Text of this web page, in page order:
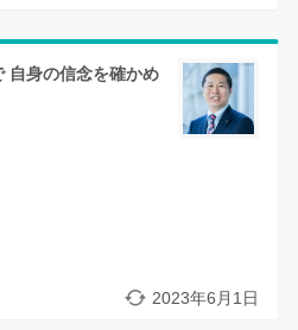
自身の信念を確かめ
2023年6月1日